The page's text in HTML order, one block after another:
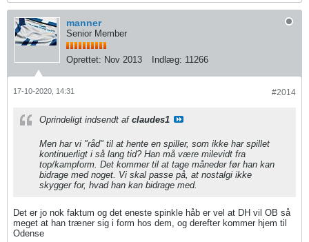
manner
Senior Member
Oprettet: Nov 2013 Indlæg: 11266
#2014
17-10-2020, 14:31
Oprindeligt indsendt af claudes1
Men har vi "råd" til at hente en spiller, som ikke har spillet
kontinuerligt i så lang tid? Han må være milevidt fra
top/kampform. Det kommer til at tage måneder før han kan
bidrage med noget. Vi skal passe på, at nostalgi ikke
skygger for, hvad han kan bidrage med.
Det er jo nok faktum og det eneste spinkle håb er vel at DH vil OB så
meget at han træner sig i form hos dem, og derefter kommer hjem til
Odense